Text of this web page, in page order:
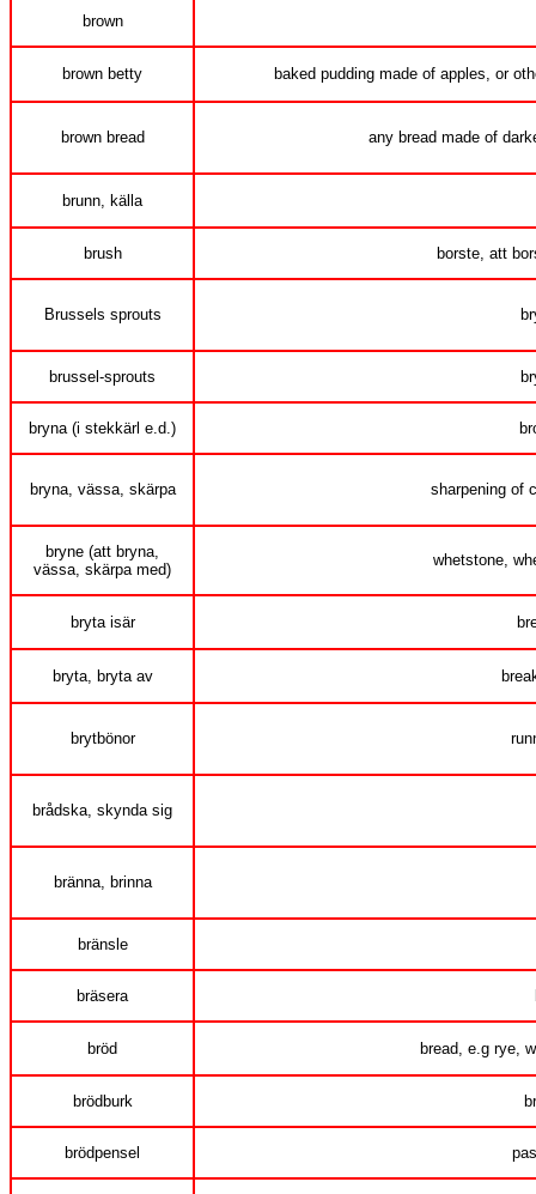
brown
brown betty baked pudding made of apples, or
brown bread any bread made of
brunn, källa
brush borste, att
Brussels sprouts
brussel-sprouts
bryna (i stekkärl e.d.)
bryna, vässa, skärpa sharpening of
bryne (att bryna,
vässa, skärpa med)
whetstone,
bryta isär
bryta, bryta av
brytbönor
brådska, skynda sig
bränna, brinna
bränsle
bräsera
bröd bread, e.g rye,
brödburk
brödpensel